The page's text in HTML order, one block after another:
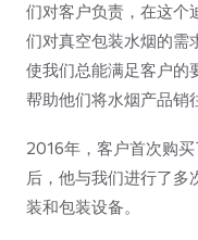
们对客户负责，在这个
们对真空包装水烟的需
使我们总能满足客户的
帮助他们将水烟产品销
2016年，客户首次购
后，他与我们进行了多
装和包装设备。